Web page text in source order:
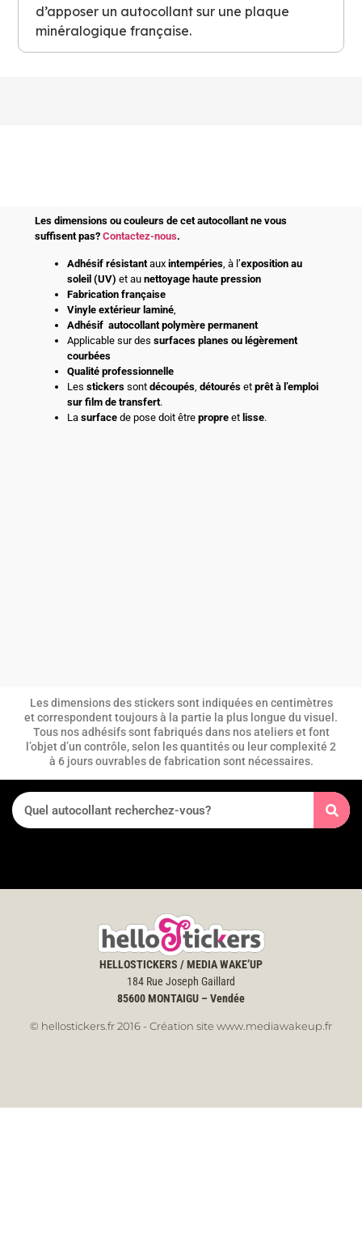
d’apposer un autocollant sur une plaque
minéralogique française.
Les dimensions ou couleurs de cet autocollant ne vous
suffisent pas? Contactez-nous.
Adhésif résistantaux intempéries, à l’exposition au
soleil (UV) et au nettoyage haute pression
Fabrication française
Vinyle extérieur laminé,
Adhésif autocollant polymère permanent
Applicable sur des surfaces planes ou légèrement
courbées
Qualité professionnelle
Les stickerssont découpés, détouréset prêt à l’emploi
sur film de transfert.
La surfacede pose doit être propreet lisse.
Les dimensions des stickers sont indiquées en centimètres
et correspondent toujours à la partie la plus longue du visuel.
Tous nos adhésifs sont fabriqués dans nos ateliers et font
l’objet d’un contrôle, selon les quantités ou leur complexité 2
à 6 jours ouvrables de fabrication sont nécessaires.
HELLOSTICKERS / MEDIA WAKE’UP
184 Rue Joseph Gaillard
85600MONTAIGU – Vendée
© hellostickers.fr 2016 - Création site www.mediawakeup.fr